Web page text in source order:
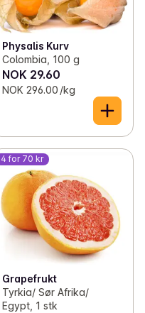
Physalis Kurv
Colombia, 100 g
NOK 29.60
NOK 296.00 /kg
4 for 70 kr
Grapefrukt
Tyrkia/ Sør Afrika/
Egypt, 1 stk